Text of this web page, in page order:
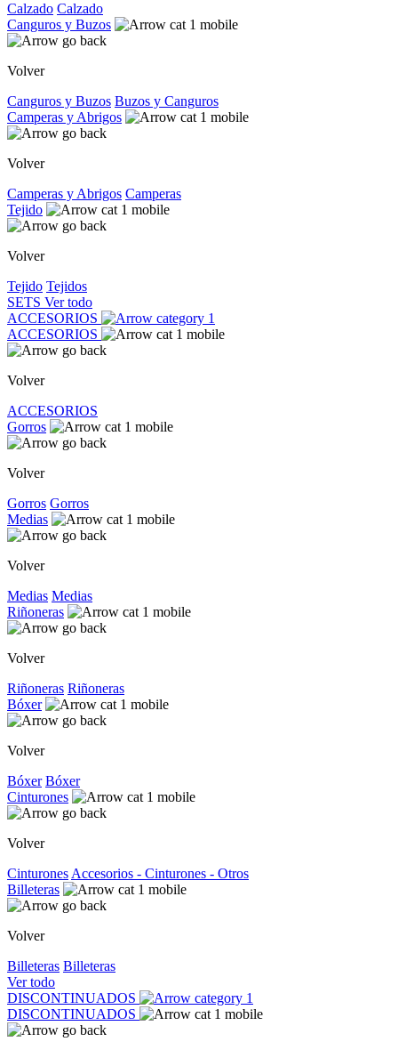
Calzado Calzado
Canguros y Buzos
Volver
Canguros y Buzos Buzos y Canguros
Camperas y Abrigos
Volver
Camperas y Abrigos Camperas
Tejido
Volver
Tejido Tejidos
SETS Ver todo
ACCESORIOS
ACCESORIOS
Volver
ACCESORIOS
Gorros
Volver
Gorros Gorros
Medias
Volver
Medias Medias
Riñoneras
Volver
Riñoneras Riñoneras
Bóxer
Volver
Bóxer Bóxer
Cinturones
Volver
Cinturones Accesorios - Cinturones - Otros
Billeteras
Volver
Billeteras Billeteras
Ver todo
DISCONTINUADOS
DISCONTINUADOS